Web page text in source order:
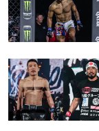
STAY IN
Take ONE